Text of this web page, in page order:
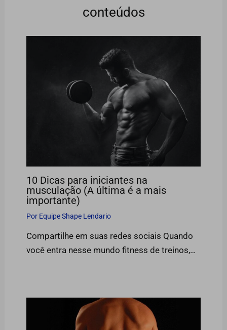
conteúdos
10 Dicas para iniciantes na
musculação (A última é a mais
importante)
Por Equipe Shape Lendario
Compartilhe em suas redes sociais Quando
você entra nesse mundo fitness de treinos,…